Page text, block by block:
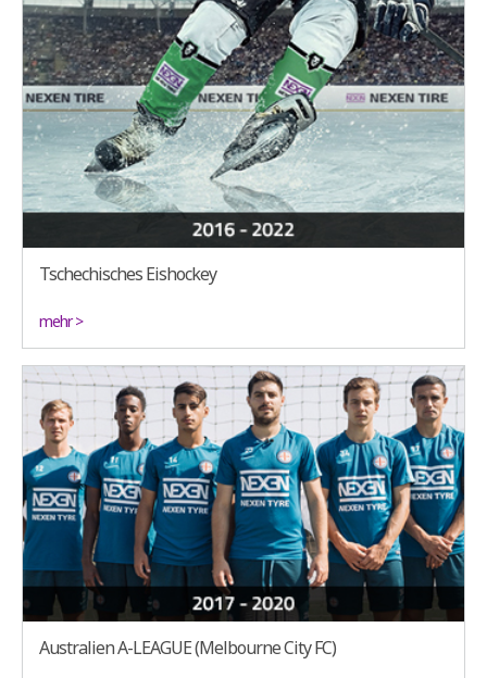
Tschechisches Eishockey
mehr >
Australien A-LEAGUE (Melbourne City FC)